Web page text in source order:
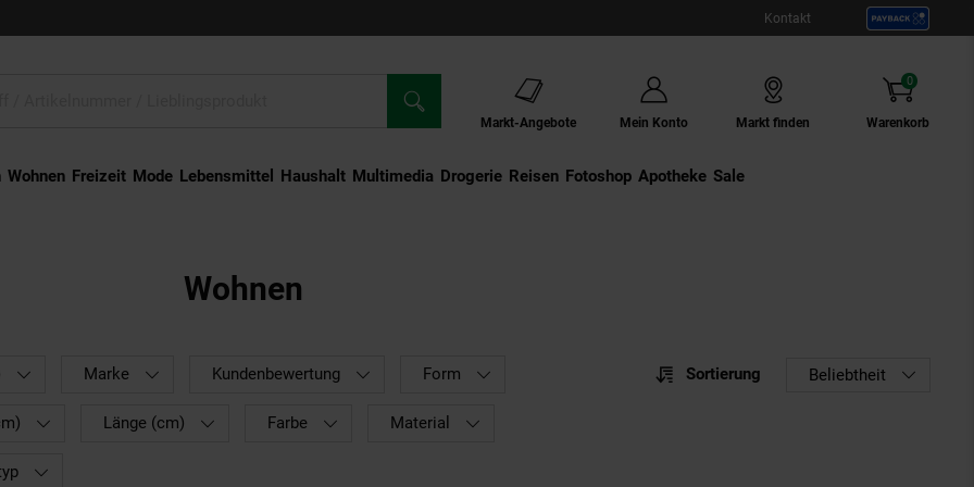
Kontakt
Markt-Angebote Mein Konto Markt finden Warenkorb
0
Artikel
Wohnen Freizeit Mode Lebensmittel Haushalt Multimedia Drogerie Externer Link:
Reisen Externer Link:
Fotoshop Externer Link:
Apotheke Sale
Wohnen
Marke Kundenbewertung Form
Länge (cm) Farbe Material
Sortierung Beliebtheit